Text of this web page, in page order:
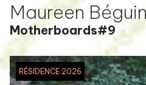
Maureen
Motherboards#9
RÉSIDENCE 2026